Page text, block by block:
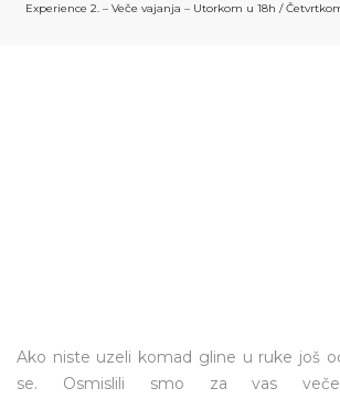
Experience 2. – Veče vajanja – Utorkom u 18h /
Ako niste uzeli komad gline u ruke još
se. Osmislili smo za vas